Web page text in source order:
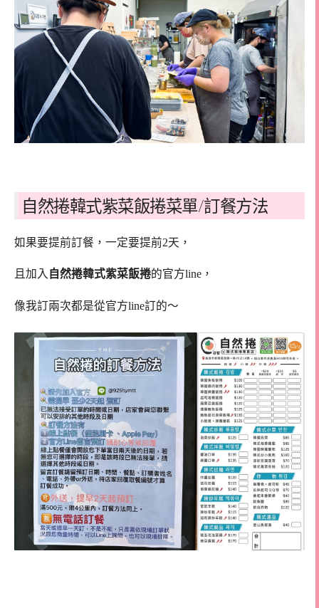
自然捲韓式紫菜飯捲菜單/訂餐方法
如果要提前訂餐，一定要提前2天，
且加入 自然捲韓式紫菜飯捲的官方line，
像我訂兩次都是從官方line訂的～